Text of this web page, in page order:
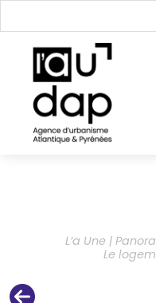
L’a Une |
Le